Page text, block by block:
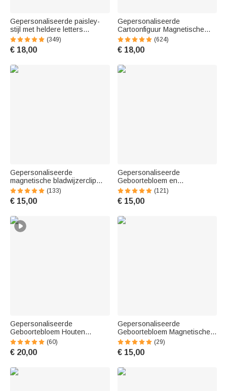
Gepersonaliseerde paisley-
stijl met heldere letters
magnetische bladwijzerclips
met naam verjaardagscadeau
voor boekenliefhebbers
(349)
€ 18,00
Gepersonaliseerde
Cartoonfiguur Magnetische
Bladwijzerclip met Naam
Leesaccessoire en
Verjaardagscadeau voor
(624)
€ 18,00
Gepersonaliseerde
magnetische bladwijzerclip
van PU-leer met
aquarelgeboortebloem en
naam verjaardags- en
boekenliefhebbers
(133)
€ 15,00
Gepersonaliseerde
Geboortebloem en
Cartoonfiguur Magnetische
PU-leer Bladwijzerclip met
Naam Verjaardagscadeau
Boekenwurmen
(121)
€ 15,00
Gepersonaliseerde
Geboortebloem Houten
Duimboekpaginahouder met
Gegraveerde Naam
Boekaccessoires
Boekenliefhebbers
(60)
€ 20,00
Gepersonaliseerde
Geboortebloem Magnetische
PU Lederen Bladwijzer Clip
met Naam en Initialen
Leestoebehoren
boekenliefhebbers
(29)
€ 15,00